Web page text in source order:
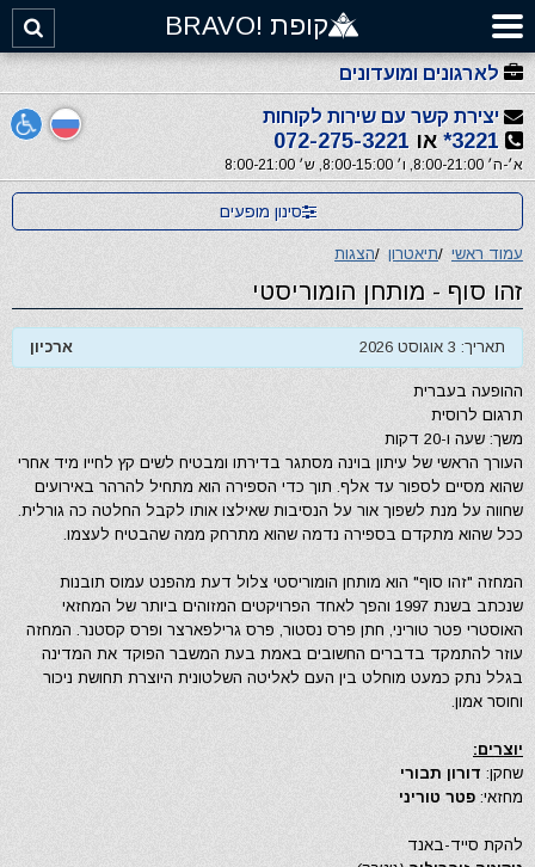
קופת !BRAVO
לארגונים ומועדונים
יצירת קשר עם שירות לקוחות
3221* או 072-275-3221
א׳-ה׳ 8:00-21:00, ו׳ 8:00-15:00, ש׳ 8:00-21:00
סינון מופעים
עמוד ראשי /תיאטרון /הצגות
זהו סוף - מותחן הומוריסטי
ארכיון תאריך: 3 אוגוסט 2026
ההופעה בעברית
תרגום לרוסית
משך: שעה ו-20 דקות
העורך הראשי של עיתון בוינה מסתגר בדירתו ומבטיח לשים קץ לחייו מיד אחרי
שהוא מסיים לספור עד אלף. תוך כדי הספירה הוא מתחיל להרהר באירועים
שחווה על מנת לשפוך אור על הנסיבות שאילצו אותו לקבל החלטה כה גורלית.
ככל שהוא מתקדם בספירה נדמה שהוא מתרחק ממה שהבטיח לעצמו.
המחזה "זהו סוף" הוא מותחן הומוריסטי צלול דעת מהפנט עמוס תובנות
שנכתב בשנת 1997 והפך לאחד הפרויקטים המזוהים ביותר של המחזאי
האוסטרי פטר טוריני, חתן פרס נסטור, פרס גרילפארצר ופרס קסטנר. המחזה
עוזר להתמקד בדברים החשובים באמת בעת המשבר הפוקד את המדינה
בגלל נתק כמעט מוחלט בין העם לאליטה השלטונית היוצרת תחושת ניכור
וחוסר אמון.
יוצרים:
שחקן: דורון תבורי
מחזאי: פטר טוריני
להקת סייד-באנד